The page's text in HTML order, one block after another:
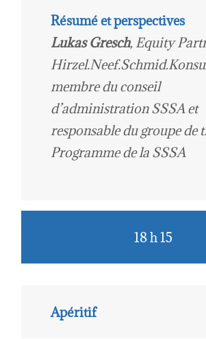
Résumé et perspectives
Lukas Gresch, Equity
membre du conseil
d’administration SSSA et
responsable du groupe de
Programme de la SSSA
18 h 15
Apéritif